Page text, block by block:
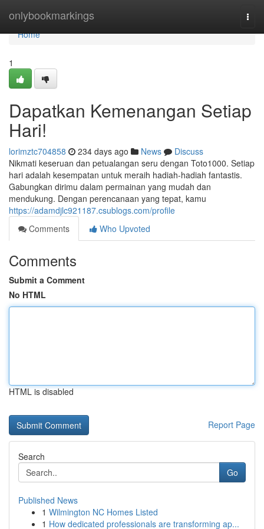
onlybookmarkings
Home
Home
1
Dapatkan Kemenangan Setiap
Hari!
lorimztc704858 234 days ago News
Discuss
Nikmati keseruan dan petualangan seru dengan Toto1000. Setiap
hari adalah kesempatan untuk meraih hadiah-hadiah fantastis.
Gabungkan dirimu dalam permainan yang mudah dan
mendukung. Dengan perencanaan yang tepat, kamu
https://adamdjlc921187.csublogs.com/profile
Comments
Who Upvoted
Comments
Submit a Comment
No HTML
HTML is disabled
Report Page
Search
Go
Published News
1 Wilmington NC Homes Listed
1 How dedicated professionals are transforming ap...